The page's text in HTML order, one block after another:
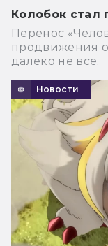
Колобок стал
Перенос
продвижения
далеко не все.
Новости